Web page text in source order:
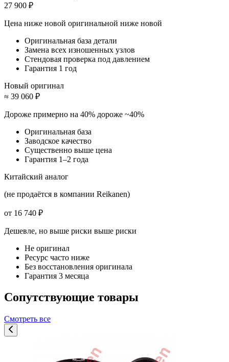
27 900 ₽
Цена ниже новой оригинальной ниже новой
Оригинальная база детали
Замена всех изношенных узлов
Стендовая проверка под давлением
Гарантия 1 год
Новый оригинал
≈ 39 060 ₽
Дороже примерно на 40% дороже ~40%
Оригинальная база
Заводское качество
Существенно выше цена
Гарантия 1–2 года
Китайский аналог
(не продаётся в компании Reikanen)
от 16 740 ₽
Дешевле, но выше риски выше риски
Не оригинал
Ресурс часто ниже
Без восстановления оригинала
Гарантия 3 месяца
Сопутствующие товары
Смотреть все